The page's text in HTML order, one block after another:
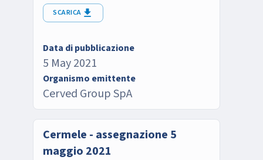
SCARICA
Data di pubblicazione
5 May 2021
Organismo emittente
Cerved Group SpA
Cermele - assegnazione 5
maggio 2021